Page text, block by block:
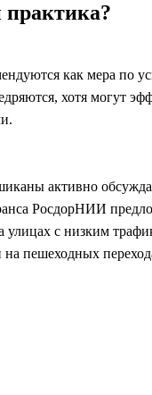
как мера по
хотя могут
активно
РосдорНИИ
с низким
на пешеходных